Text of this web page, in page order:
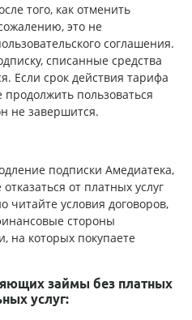
того, как отменить
это не
соглашения.
списанные средства
Если срок действия тарифа
пользоваться
не завершится.
подписки Амедиатека,
от платных услуг
читайте условия договоров,
стороны
на которых покупаете
займы без платных
услуг: